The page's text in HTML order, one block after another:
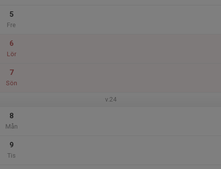
5
Fre
6
Lör
7
Sön
v.24
8
Mån
9
Tis